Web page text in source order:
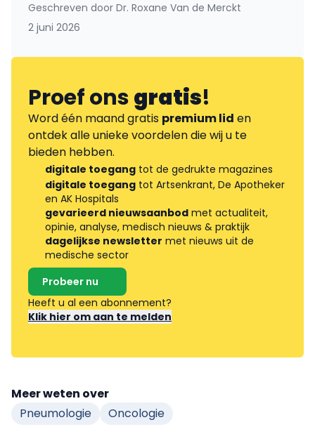
Geschreven door Dr. Roxane Van de Merckt
2 juni 2026
Proef onsgratis!
Word één maand gratis premium lid en
ontdek alle unieke voordelen die wij u te
bieden hebben.
digitale toegang tot de gedrukte magazines
digitale toegang tot Artsenkrant, De Apotheker
en AK Hospitals
gevarieerd nieuwsaanbod met actualiteit,
opinie, analyse, medisch nieuws & praktijk
dagelijkse newsletter met nieuws uit de
medische sector
Probeer nu
Heeft u al een abonnement?
Klik hier om aan te melden
Meer weten over
Pneumologie
Oncologie